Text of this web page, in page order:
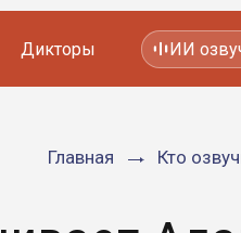
Мультфильмов
Дикторы ИИ
Главная Кто